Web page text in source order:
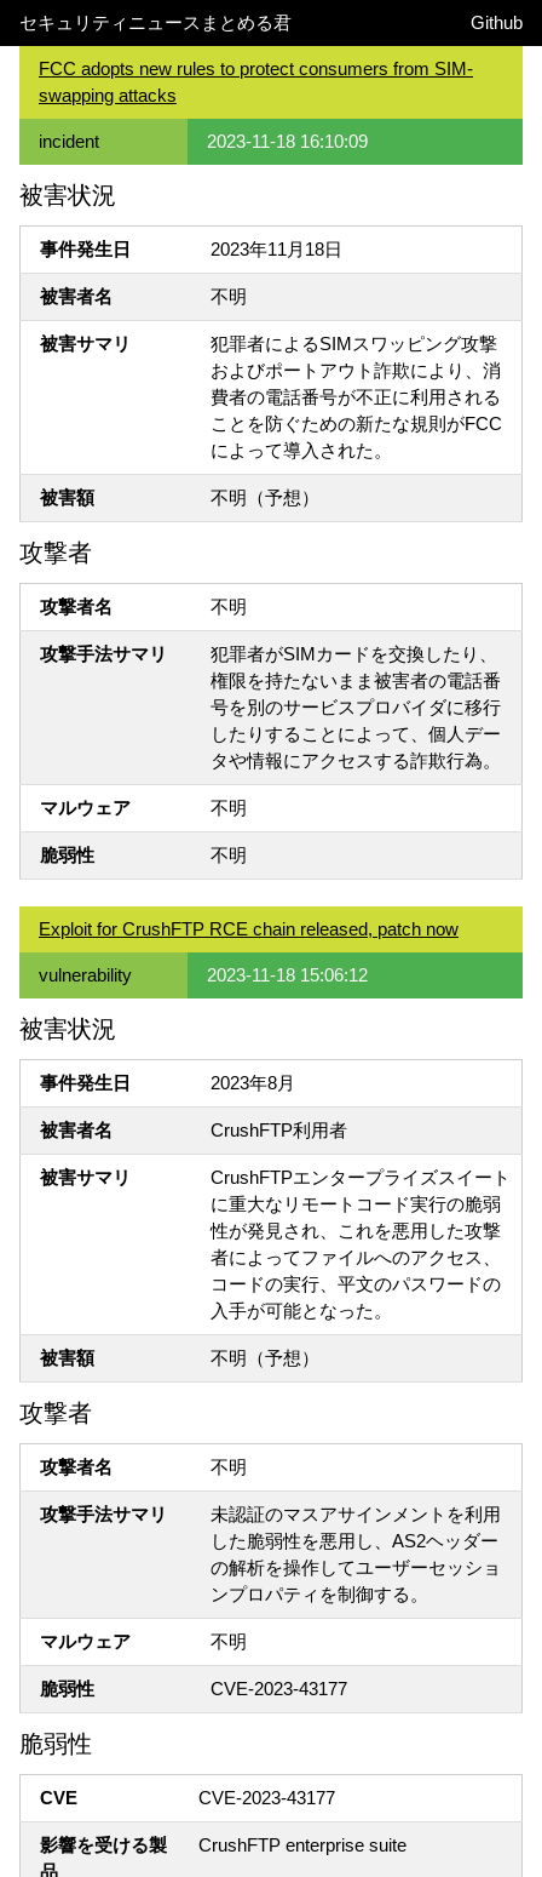
セキュリティニュースまとめる君 Github
FCC adopts new rules to protect consumers from SIM-
swapping attacks
incident 2023-11-18 16:10:09
被害状況
事件発生日 2023年11月18日
被害者名 不明
被害サマリ
犯罪者によるSIMスワッピング攻撃
およびポートアウト詐欺により、消
費者の電話番号が不正に利用される
ことを防ぐための新たな規則がFCC
によって導入された。
被害額 不明（予想）
攻撃者
攻撃者名 不明
攻撃手法サマリ
犯罪者がSIMカードを交換したり、
権限を持たないまま被害者の電話番
号を別のサービスプロバイダに移行
したりすることによって、個人デー
タや情報にアクセスする詐欺行為。
マルウェア 不明
脆弱性 不明
Exploit for CrushFTP RCE chain released, patch now
vulnerability 2023-11-18 15:06:12
被害状況
事件発生日 2023年8月
被害者名 CrushFTP利用者
被害サマリ
CrushFTPエンタープライズスイート
に重大なリモートコード実行の脆弱
性が発見され、これを悪用した攻撃
者によってファイルへのアクセス、
コードの実行、平文のパスワードの
入手が可能となった。
被害額 不明（予想）
攻撃者
攻撃者名 不明
攻撃手法サマリ
未認証のマスアサインメントを利用
した脆弱性を悪用し、AS2ヘッダー
の解析を操作してユーザーセッショ
ンプロパティを制御する。
マルウェア 不明
脆弱性 CVE-2023-43177
脆弱性
CVE CVE-2023-43177
影響を受ける製
品
CrushFTP enterprise suite